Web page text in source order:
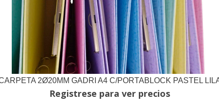
2Ø20MM GADRI A4 C/PORTABLOCK PASTEL
Registrese para ver precios